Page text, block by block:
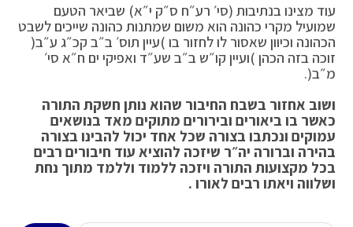
עוד מצינו בנתיבות (סי׳ רע״ח ס״ק י״א) שביאר הטעם
שמועיל מקרי כהונה הוא משום שמתנות כהונה שייכים לשבט
הכהונה וכיוון שאסור לו לחזור בו )עיין תוס׳ ב״ב קכ״ג ע״ב(
זוכה בזה הכהן )ועיין קו״ש ב״ב שע״ד ואפיקי ים ח״א סי׳
מ״ב(.
ושוב אחזור בשבח החיבור שהוא נותן חשקת התורה
כאשר בו ביאורים ובירורים מתוקים מאד בנושאים
עמוקים ונכתבו בצורה שכל אחד יכול להבינו בצורה
בהירה וברורה יה״ר שיזכה להוציא עוד חיבורים רבים
בכל מקצועות התורה ויזכה ללמוד וללמד מתוך נחת
ושלווה ויאתו רבים לאורו .